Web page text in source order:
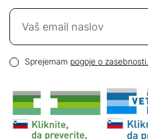
Naročite se na novice
Pogoji zasebnosti
Sprejemam pogoje o zasebnosti.